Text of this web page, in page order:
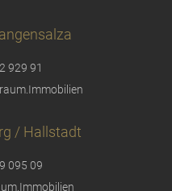
929 91
/ Hallstadt
095 09